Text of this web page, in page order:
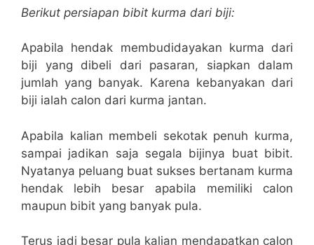
Berikut persiapan bibit kurma dari biji:
Apabila hendak membudidayakan kurma dari
biji yang dibeli dari pasaran, siapkan dalam
jumlah yang banyak. Karena kebanyakan dari
biji ialah calon dari kurma jantan.
Apabila kalian membeli sekotak penuh kurma,
sampai jadikan saja segala bijinya buat bibit.
Nyatanya peluang buat sukses bertanam kurma
hendak lebih besar apabila memiliki calon
maupun bibit yang banyak pula.
Terus jadi besar pula kalian mendapatkan calon